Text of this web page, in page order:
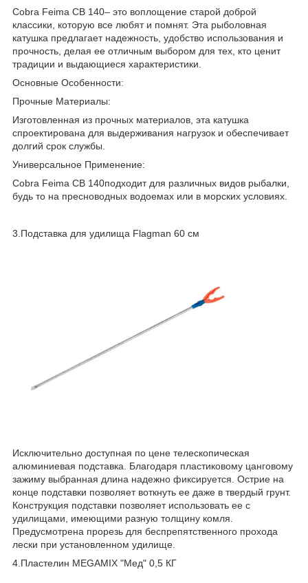
Cobra Feima CB 140– это воплощение старой доброй
классики, которую все любят и помнят. Эта рыболовная
катушка предлагает надежность, удобство использования и
прочность, делая ее отличным выбором для тех, кто ценит
традиции и выдающиеся характеристики.
Основные Особенности:
Прочные Материалы:
Изготовленная из прочных материалов, эта катушка
спроектирована для выдерживания нагрузок и обеспечивает
долгий срок службы.
Универсальное Применение:
Cobra Feima CB 140подходит для различных видов рыбалки,
будь то на пресноводных водоемах или в морских условиях.
3.Подставка для удилища Flagman 60 см
Исключительно доступная по цене телескопическая
алюминиевая подставка. Благодаря пластиковому цанговому
зажиму выбранная длина надежно фиксируется. Острие на
конце подставки позволяет воткнуть ее даже в твердый грунт.
Конструкция подставки позволяет использовать ее с
удилищами, имеющими разную толщину комля.
Предусмотрена прорезь для беспрепятственного прохода
лески при установленном удилище.
4.Пластелин MEGAMIX "Мед" 0,5 КГ